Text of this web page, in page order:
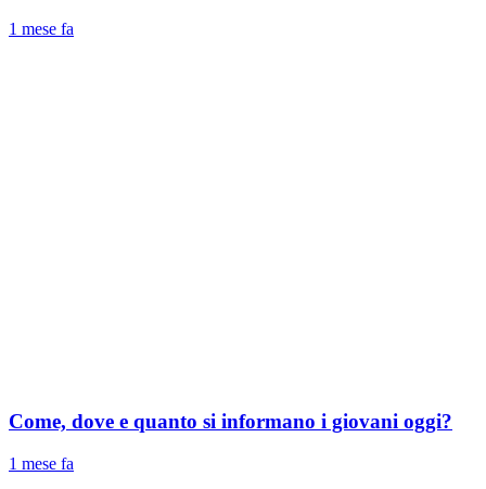
1 mese fa
Come, dove e quanto si informano i giovani oggi?
1 mese fa